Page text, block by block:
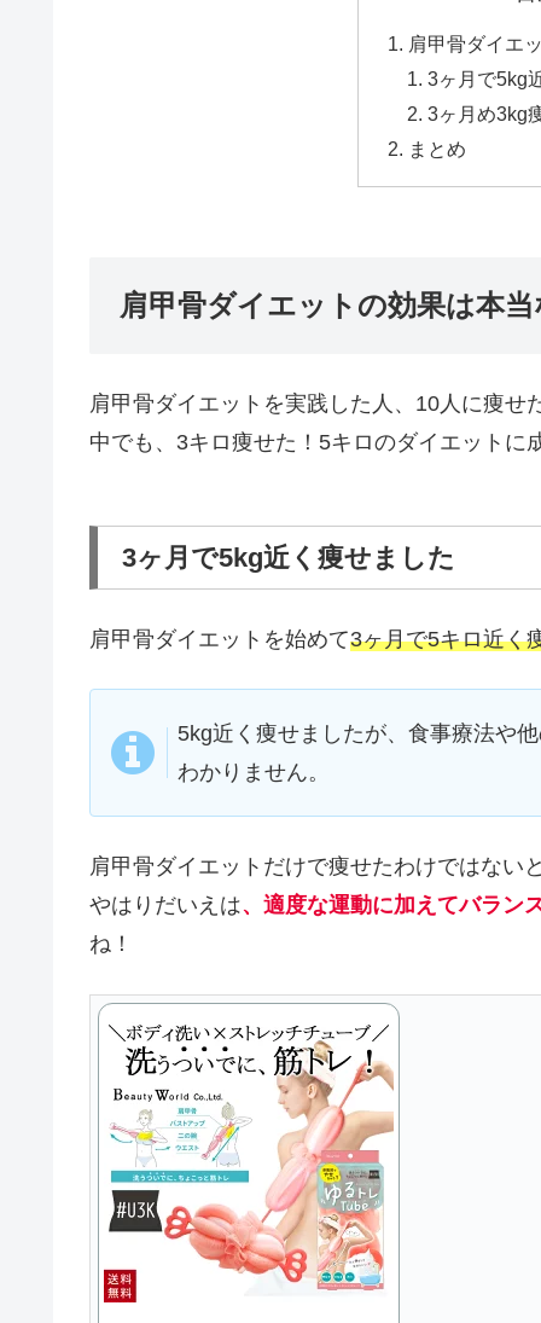
肩甲骨ダイエ
3ヶ月で5kg
3ヶ月め3kg
まとめ
肩甲骨ダイエットの効果は本
肩甲骨ダイエットを実践した人、10人に痩
中でも、3キロ痩せた！5キロのダイエットに
3ヶ月で5kg近く痩せました
肩甲骨ダイエットを始めて3ヶ月で5キロ近く
5kg近く痩せましたが、食事療法や
わかりません。
肩甲骨ダイエットだけで痩せたわけではない
やはりだいえは、適度な運動に加えてバラン
ね！